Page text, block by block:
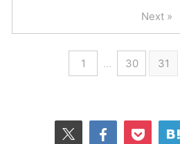
1 … 30 31
Next »